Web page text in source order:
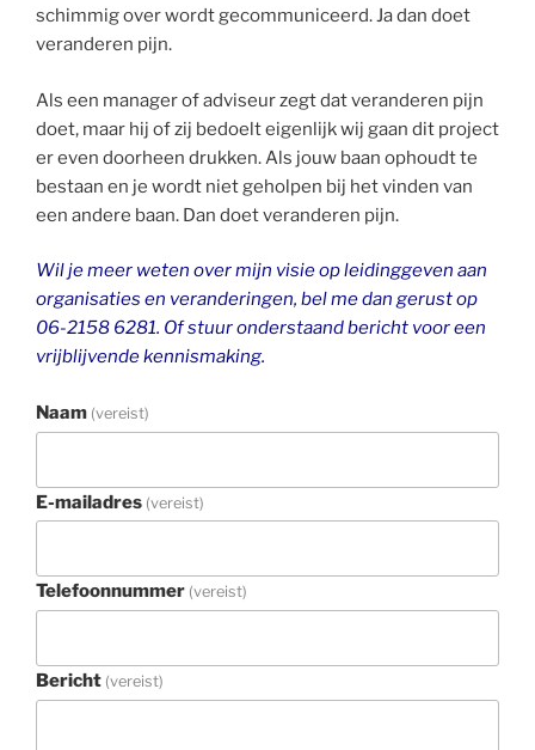
schimmig over wordt gecommuniceerd. Ja dan doet
veranderen pijn.
Als een manager of adviseur zegt dat veranderen pijn
doet, maar hij of zij bedoelt eigenlijk wij gaan dit project
er even doorheen drukken. Als jouw baan ophoudt te
bestaan en je wordt niet geholpen bij het vinden van
een andere baan. Dan doet veranderen pijn.
Wil je meer weten over mijn visie op leidinggeven aan
organisaties en veranderingen, bel me dan gerust op
06-2158 6281. Of stuur onderstaand bericht voor een
vrijblijvende kennismaking.
Naam (vereist)
E-mailadres (vereist)
Telefoonnummer (vereist)
Bericht (vereist)